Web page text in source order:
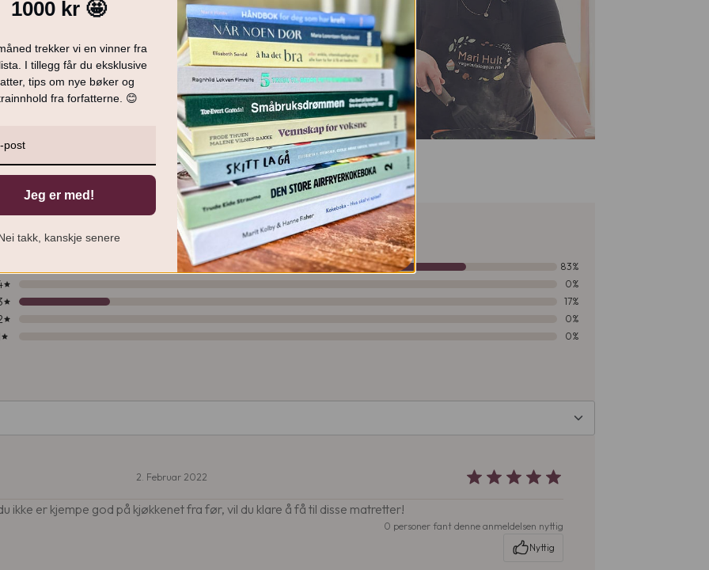
leste vegetarblogg. Hun har skrevet bøkene Sykt
Kjersti Grønseth), samt medforfatter på
hun som kokk på både hotell- og vanlig
har hun kurset tusenvis av mennesker i nettopp rask
0%
0%
17%
0%
83%
2. Februar 2022
ikke er kjempe god på kjøkkenet fra før, vil du klare å få til disse matretter!
0 personer fant denne anmeldelsen nyttig
Nyttig
1000 kr 🤩
trekker vi en vinner fra
I tillegg får du eksklusive
tips om nye bøker og
fra forfatterne. 😊
Jeg er med!
takk, kanskje senere